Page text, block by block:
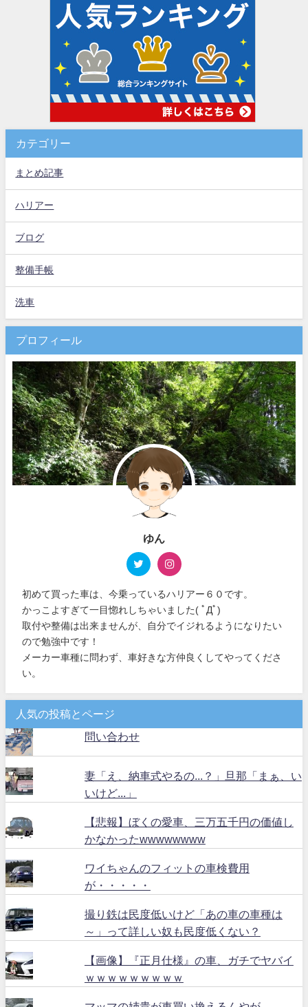
カテゴリー
まとめ記事
ハリアー
ブログ
整備手帳
洗車
プロフィール
ゆん
初めて買った車は、今乗っているハリアー６０です。
かっこよすぎて一目惚れしちゃいました( ﾟДﾟ)
取付や整備は出来ませんが、自分でイジれるようになりたい
ので勉強中です！
メーカー車種に問わず、車好きな方仲良くしてやってくださ
い。
人気の投稿とページ
問い合わせ
妻「え、納車式やるの...？」旦那「まぁ、い
いけど...」
【悲報】ぼくの愛車、三万五千円の価値し
かなかったwwwwwwww
ワイちゃんのフィットの車検費用
が・・・・・
撮り鉄は民度低いけど「あの車の車種は
～」って詳しい奴も民度低くない？
【画像】『正月仕様』の車、ガチでヤバイ
ｗｗｗｗｗｗｗｗｗ